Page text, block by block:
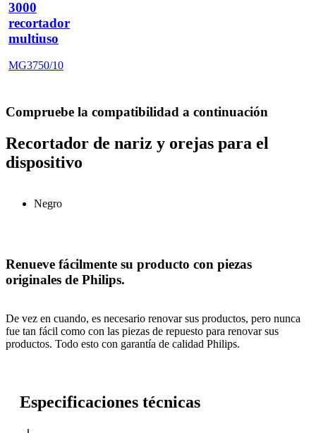
3000
recortador
multiuso
MG3750/10
Compruebe la compatibilidad a continuación
Recortador de nariz y orejas para el
dispositivo
Negro
Renueve fácilmente su producto con piezas
originales de Philips.
De vez en cuando, es necesario renovar sus productos, pero nunca
fue tan fácil como con las piezas de repuesto para renovar sus
productos. Todo esto con garantía de calidad Philips.
Especificaciones técnicas